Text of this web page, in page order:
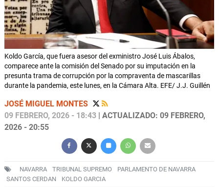
Koldo García, que fuera asesor del exministro José Luis Ábalos,
comparece ante la comisión del Senado por su imputación en la
presunta trama de corrupción por la compraventa de mascarillas
durante la pandemia, este lunes, en la Cámara Alta. EFE/ J.J. Guillén
JOSÉ MIGUEL MONTES
09 FEBRERO, 2026 - 18:43 | ACTUALIZADO: 09 FEBRERO,
2026 - 20:55
NAVARRA TRIBUNAL SUPREMO
PARLAMENTO DE NAVARRA
SANTOS CERDAN
KOLDO GARCIA